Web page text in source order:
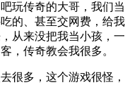
玩传奇的大哥，我们
的、甚至交网费，给
从来没把我当小孩，
，传奇教会我很多。
很多，这个游戏很怪